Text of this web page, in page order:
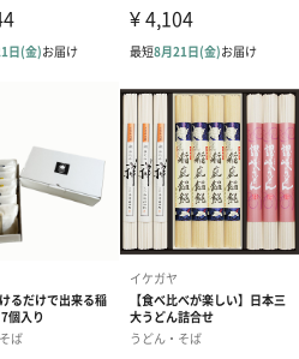
、贈ってみてはいかがでしょう
そば粉、食塩
鰹節、さば節、昆布、うるめ節、いわ
お節）、醤油（本醸造）、砂糖、鰹節
オリゴ糖、醸造酢、酵母エキス
ば